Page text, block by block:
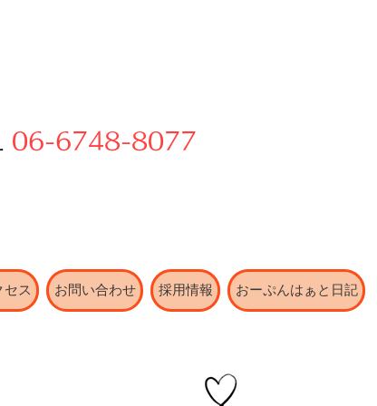
06-6748-8077
セス お問い合わせ 採用情報 おーぷんはぁと日記